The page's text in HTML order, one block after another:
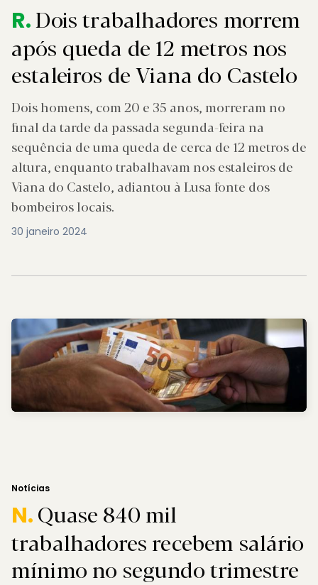
R.Dois trabalhadores morrem
após queda de 12 metros nos
estaleiros de Viana do Castelo
Dois homens, com 20 e 35 anos, morreram no
final da tarde da passada segunda-feira na
sequência de uma queda de cerca de 12 metros de
altura, enquanto trabalhavam nos estaleiros de
Viana do Castelo, adiantou à Lusa fonte dos
bombeiros locais.
30 janeiro 2024
Notícias
N.Quase 840 mil
trabalhadores recebem salário
mínimo no segundo trimestre